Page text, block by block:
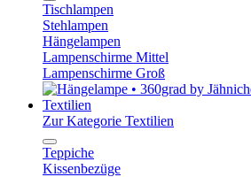
Tischlampen
Stehlampen
Hängelampen
Lampenschirme Mittel
Lampenschirme Groß
Textilien
Zur Kategorie Textilien
Teppiche
Kissenbezüge